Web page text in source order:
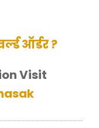
ऑर्डर ?
Visit